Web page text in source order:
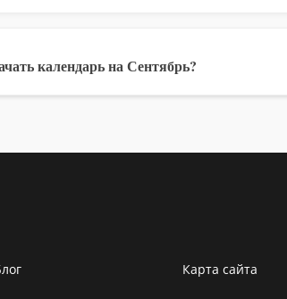
календарь на Сентябрь?
Карта сайта